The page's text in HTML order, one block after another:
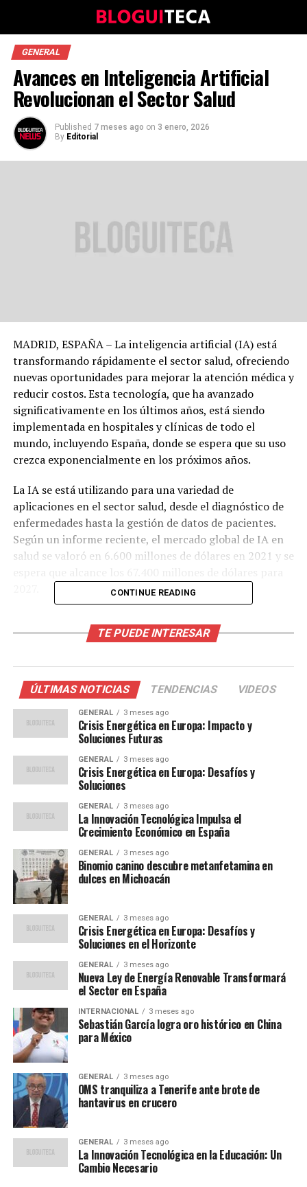
GENERAL
Avances en Inteligencia Artificial
Revolucionan el Sector Salud
Published 7 meses ago on 3 enero, 2026
By Editorial
MADRID, ESPAÑA – La inteligencia artificial (IA) está
transformando rápidamente el sector salud, ofreciendo
nuevas oportunidades para mejorar la atención médica y
reducir costos. Esta tecnología, que ha avanzado
significativamente en los últimos años, está siendo
implementada en hospitales y clínicas de todo el
mundo, incluyendo España, donde se espera que su uso
crezca exponencialmente en los próximos años.
La IA se está utilizando para una variedad de
aplicaciones en el sector salud, desde el diagnóstico de
enfermedades hasta la gestión de datos de pacientes.
Según un informe reciente, el mercado global de IA en
salud se valoró en 6.600 millones de dólares en 2021 y se
Impacto de la IA en el
Una de las áreas donde la IA está teniendo un impacto
significativo es en el diagnóstico médico. Los algoritmos
de aprendizaje automático pueden analizar grandes
cantidades de datos médicos, como imágenes de
resonancias magnéticas y tomografías computarizadas,
para identificar patrones que los médicos podrían pasar
El Dr. José Martínez, radiólogo en el Hospital
Universitario de Madrid, afirma que“la IA puede
detectar anomalías en las imágenes médicas con
una precisión que iguala o incluso supera a la de los
radiólogos humanos.”Esto no solo mejora la precisión
del diagnóstico, sino que también permite a los médicos
dedicar más tiempo al tratamiento y cuidado del
paciente.
IA y Gestión de Datos de
Pacientes
Además de mejorar el diagnóstico, la IA está
revolucionando la gestión de datos de pacientes. Las
plataformas impulsadas por IA pueden integrar y
analizar datos de múltiples fuentes, facilitando a los
profesionales de la salud el acceso a información
completa y actualizada sobre el historial médico de un
paciente.
Según un estudio de la Universidad Autónoma de
CONTINUE READING
TE PUEDE INTERESAR
ÚLTIMAS NOTICIAS TENDENCIAS VIDEOS
GENERAL 3 meses ago
Crisis Energética en Europa: Impacto y
Soluciones Futuras
GENERAL 3 meses ago
Crisis Energética en Europa: Desafíos y
Soluciones
GENERAL 3 meses ago
La Innovación Tecnológica Impulsa el
Crecimiento Económico en España
GENERAL 3 meses ago
Binomio canino descubre metanfetamina en
dulces en Michoacán
GENERAL 3 meses ago
Crisis Energética en Europa: Desafíos y
Soluciones en el Horizonte
GENERAL 3 meses ago
Nueva Ley de Energía Renovable Transformará
el Sector en España
INTERNACIONAL 3 meses ago
Sebastián García logra oro histórico en China
para México
GENERAL 3 meses ago
OMS tranquiliza a Tenerife ante brote de
hantavirus en crucero
GENERAL 3 meses ago
La Innovación Tecnológica en la Educación: Un
Cambio Necesario